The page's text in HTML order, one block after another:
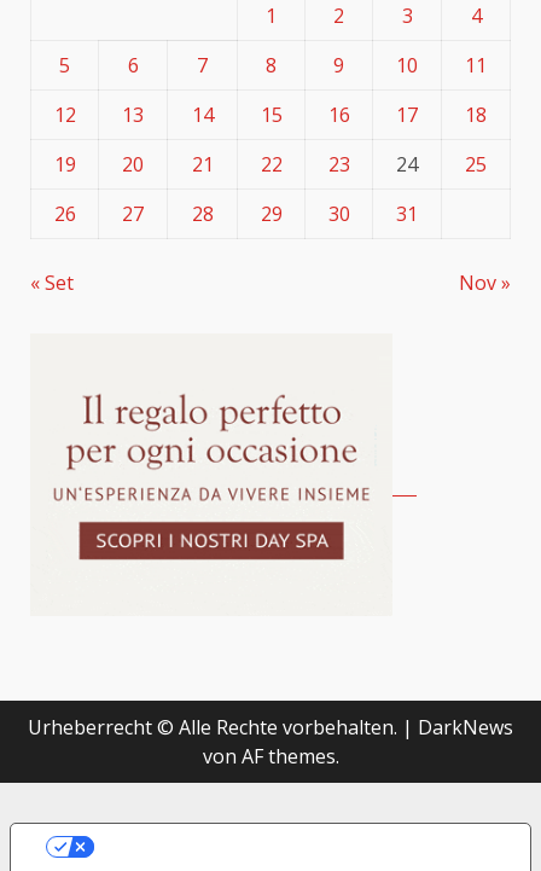
1
2 3
4
5
6 7 8 9 10
11
12
13 14 15 16 17
18
19
20 21 22 23 24
25
26
27 28 29 30 31
« Set Nov »
Urheberrecht © Alle Rechte vorbehalten. | DarkNews
von AF themes.